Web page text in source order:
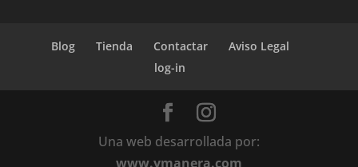
Blog Tienda Contactar
Aviso Legal
log-in
Una web desarrollada por:
www.ymanera.com